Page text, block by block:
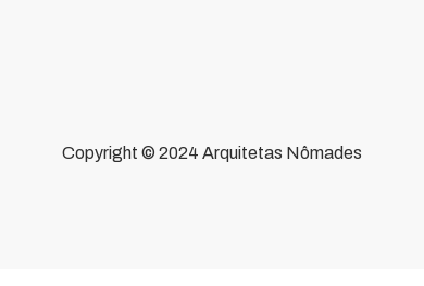
Copyright © 2024 Arquitetas Nômades